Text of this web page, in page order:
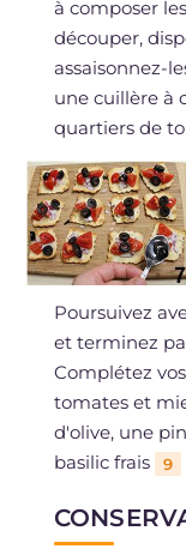
à composer
découper,
assaisonnez-
une cuillère à
quartiers de
Poursuivez
et terminez
Complétez
tomates et
d'olive, une
basilic frais
9